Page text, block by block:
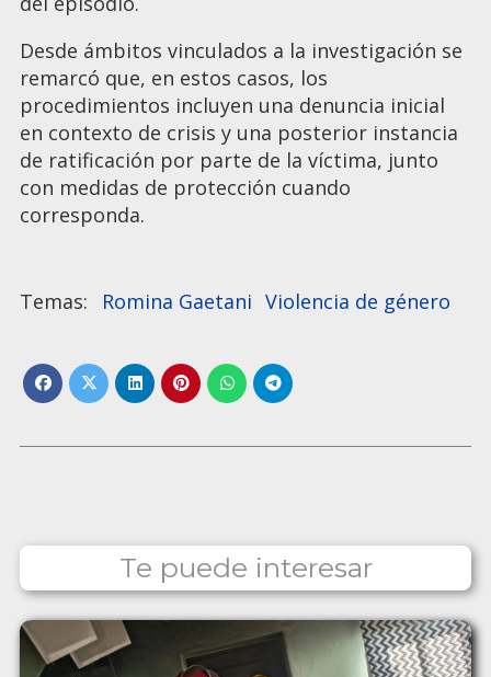
Desde ámbitos vinculados a la investigación se
remarcó que, en estos casos, los
procedimientos incluyen una denuncia inicial
en contexto de crisis y una posterior instancia
de ratificación por parte de la víctima, junto
con medidas de protección cuando
corresponda.
Romina Gaetani Violencia de género
Te puede interesar